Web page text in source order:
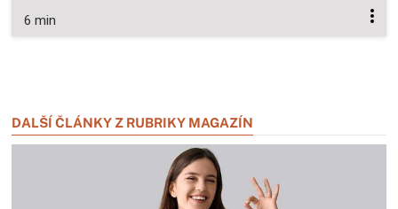
6 min
DALŠÍ ČLÁNKY Z RUBRIKY MAGAZÍN